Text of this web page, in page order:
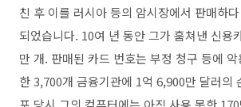
친 후 이를 러시아 등의 암시장에서 판매하
되었습니다. 10여 년 동안 그가 훔쳐낸 신용
만 개. 판매된 카드 번호는 부정 청구 등에
한 3,700개 금융기관에 1억 6,900만 달러의